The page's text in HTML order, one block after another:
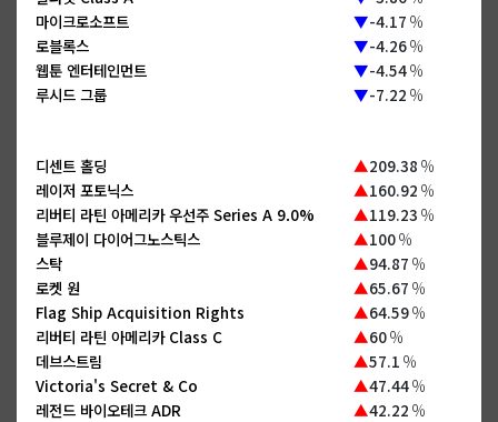
마이크로소프트
▼-4.17 %
로블록스
▼-4.26%
웹툰 엔터테인먼트
▼-4.54%
루시드 그룹
▼-7.22 %
디센트 홀딩 ▲209.38 %
레이저 포토닉스
▲160.92 %
리버티 라틴 아메리카 우선주 Series A 9.0%
▲119.23 %
블루제이 다이어그노스틱스
▲100%
스탁
▲94.87 %
로켓 원
▲65.67 %
Flag Ship Acquisition Rights
▲64.59%
리버티 라틴 아메리카 Class C
▲60%
데브스트림
▲57.1 %
Victoria's Secret & Co
▲47.44%
레전드 바이오테크 ADR
▲42.22 %